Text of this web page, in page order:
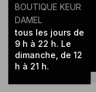
BOUTIQUE KEUR
DAMEL
tous les jours de
9 h à 22 h. Le
dimanche, de 12
h à 21 h.